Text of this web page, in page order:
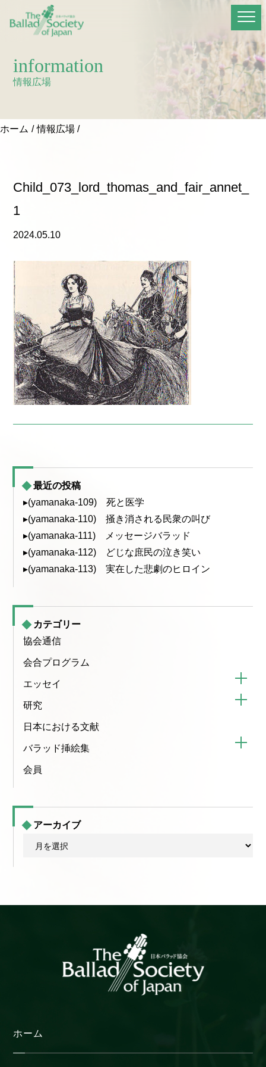
information
情報広場
ホーム 情報広場
Child_073_lord_thomas_and_fair_annet_
1
2024.05.10
最近の投稿
▸(yamanaka-109) 死と医学
▸(yamanaka-110) 掻き消される民衆の叫び
▸(yamanaka-111) メッセージバラッド
▸(yamanaka-112) どじな庶民の泣き笑い
▸(yamanaka-113) 実在した悲劇のヒロイン
カテゴリー
協会通信
会合プログラム
エッセイ
研究
日本における文献
バラッド挿絵集
会員
アーカイブ
ブ
ホーム